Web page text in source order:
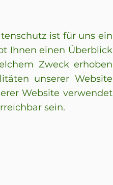
ist für uns ein
Ihnen einen Überblick
Zweck erhoben
unserer Website
Website verwendet
sein.